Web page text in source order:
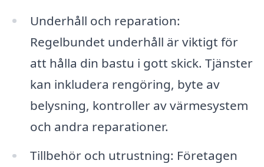
Underhåll och reparation:
Regelbundet underhåll är viktigt för
att hålla din bastu i gott skick. Tjänster
kan inkludera rengöring, byte av
belysning, kontroller av värmesystem
och andra reparationer.
Tillbehör och utrustning: Företagen